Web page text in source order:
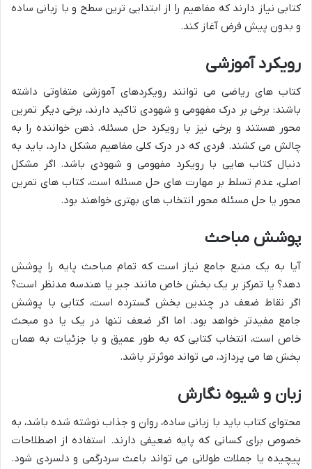
کتابی نیاز دارند که مفاهیم را از ابتدایی ترین سطح و با زبانی ساده
و بدون پیش فرض آغاز کند.
رویکرد آموزشی
کتاب های ریاضی می توانند رویکردهای آموزشی متفاوتی داشته
باشند: برخی بر درک مفهومی و شهودی تاکید دارند، برخی دیگر تمرین
محور هستند و برخی نیز با رویکرد حل مسئله، ذهن خواننده را به
چالش می کشند. فردی که در درک کلی مفاهیم مشکل دارد، باید به
دنبال کتاب هایی با رویکرد مفهومی و شهودی باشد. اگر مشکل
اصلی، عدم تسلط بر مهارت های حل مسئله است، کتاب های تمرین
محور یا حل مسئله محور انتخاب های بهتری خواهند بود.
پوشش مباحث
آیا به یک منبع جامع نیاز است که تمام مباحث پایه را پوشش
دهد؟ یا تمرکز بر یک بخش خاص مانند جبر یا هندسه مدنظر است؟
اگر نقاط ضعف در چندین بخش گسترده است، کتابی با پوشش
جامع مفیدتر خواهد بود. اما اگر ضعف تنها در یک یا دو مبحث
خاص است، انتخاب کتابی که به طور عمیق و با جزئیات به همان
بخش ها می پردازد، می تواند موثرتر باشد.
زبان و شیوه نگارش
محتوای کتاب باید با زبانی ساده، روان و جذاب نوشته شده باشد، به
خصوص برای کسانی که پایه ضعیفی دارند. استفاده از اصطلاحات
پیچیده یا جملات طولانی می تواند باعث سردرگمی و دلسردی شود.